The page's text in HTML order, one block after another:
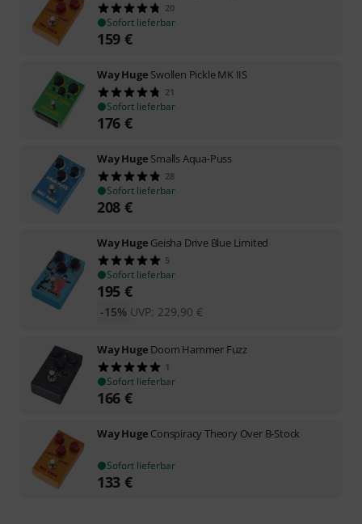
20
Sofort lieferbar
159 €
Way Huge Swollen Pickle MK IIS
21
Sofort lieferbar
176 €
Way Huge Smalls Aqua-Puss
28
Sofort lieferbar
208 €
Way Huge Geisha Drive Blue Limited
5
Sofort lieferbar
195 €
UVP: 229,90 €
-15%
Way Huge Doom Hammer Fuzz
1
Sofort lieferbar
166 €
Way Huge Conspiracy Theory Over B-Stock
Sofort lieferbar
133 €